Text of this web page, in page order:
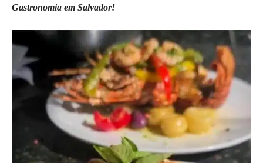
Gastronomia em Salvador!